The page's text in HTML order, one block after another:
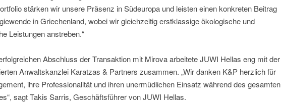
stärken wir unsere Präsenz in Südeuropa und leisten einen konkreten Beitrag
in Griechenland, wobei wir gleichzeitig erstklassige ökologische und
Leistungen anstreben.“
Abschluss der Transaktion mit Mirova arbeitete JUWI Hellas eng mit der
Anwaltskanzlei Karatzas & Partners zusammen. „Wir danken K&P herzlich für
ihre Professionalität und ihren unermüdlichen Einsatz während des gesamten
sagt Takis Sarris, Geschäftsführer von JUWI Hellas.